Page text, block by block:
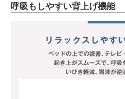
呼吸もしやすい背上げ機能